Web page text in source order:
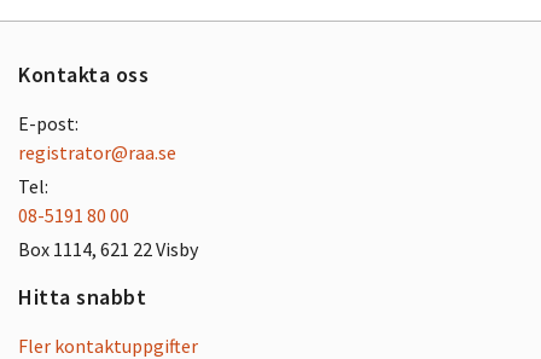
Kontakta oss
E-post:
registrator@raa.se
Tel:
08-5191 80 00
Box 1114, 621 22 Visby
Hitta snabbt
Fler kontaktuppgifter